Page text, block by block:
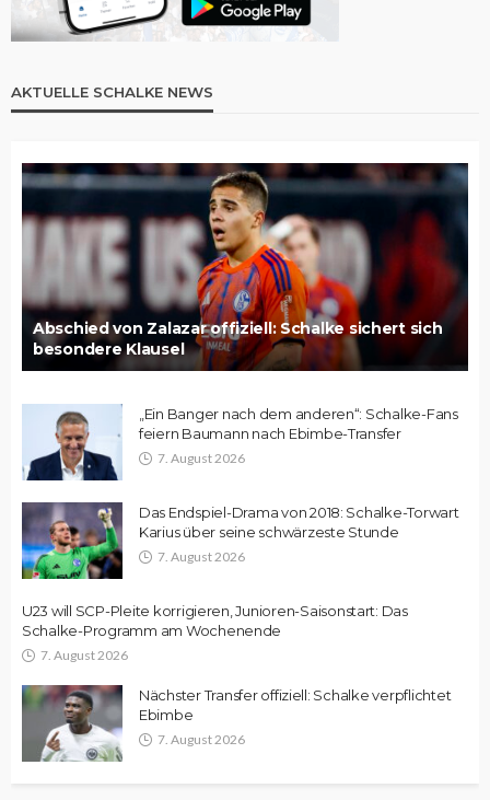
AKTUELLE SCHALKE NEWS
Abschied von Zalazar offiziell: Schalke sichert sich
besondere Klausel
„Ein Banger nach dem anderen“: Schalke-Fans
feiern Baumann nach Ebimbe-Transfer
7. August 2026
Das Endspiel-Drama von 2018: Schalke-Torwart
Karius über seine schwärzeste Stunde
7. August 2026
U23 will SCP-Pleite korrigieren, Junioren-Saisonstart: Das
Schalke-Programm am Wochenende
7. August 2026
Nächster Transfer offiziell: Schalke verpflichtet
Ebimbe
7. August 2026